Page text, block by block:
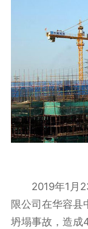
2019年1月23
限公司在华容县
坍塌事故，造成